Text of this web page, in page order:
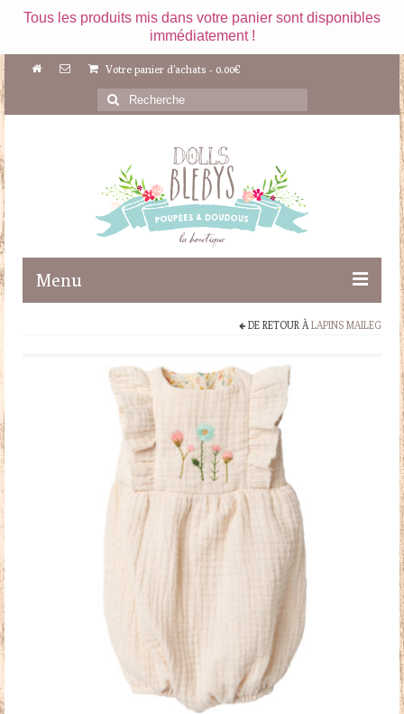
Tous les produits mis dans votre panier sont disponibles
immédiatement !
Votre panier d'achats - 0.00€
Rechercher
:
Menu
Mobilier & Accessoires
DE RETOUR À LAPINS MAILEG